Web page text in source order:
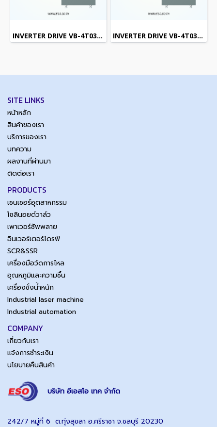
INVERTER DRIVE VB-4T030G/037P (3Phase 380VAC / 30kW , 40H.P.) INVERTER DRIVE VB-4T037G/045P (3Phase 380VAC / 37kW , 50H.P.)
SITE LINKS
หน้าหลัก
สินค้าของเรา
บริการของเรา
บทความ
ผลงานที่ผ่านมา
ติดต่อเรา
PRODUCTS
เซนเซอร์อุตสาหกรรม
โซลินอยด์วาล์ว
เพาเวอร์ซัพพลาย
อินเวอร์เตอร์ไดรฟ์
SCR&SSR
เครื่องมือวัดการไหล
อุณหภูมิและความชื้น
เครื่องชั่งน้ำหนัก
Industrial laser machine
Industrial automation
COMPANY
เกี่ยวกับเรา
แจ้งการชำระเงิน
นโยบายคืนสินค้า
บริษัท อีเอสโอ เทค จำกัด
242/7 หมู่ที่ 6 ต.ทุ่งสุขลา อ.ศรีราชา จ.ชลบุรี 20230